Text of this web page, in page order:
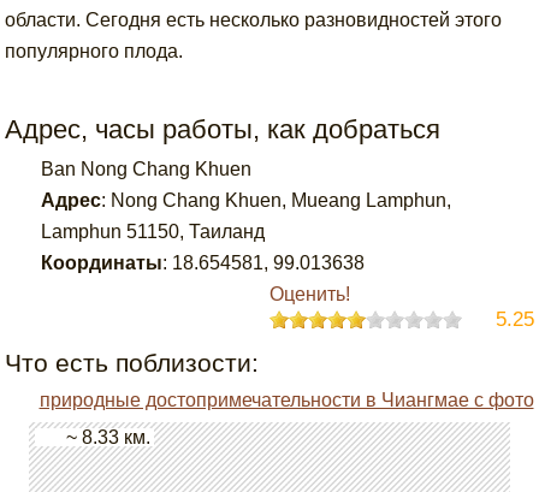
области. Сегодня есть несколько разновидностей этого
популярного плода.
Адрес, часы работы, как добраться
Ban Nong Chang Khuen
Адрес: Nong Chang Khuen, Mueang Lamphun,
Lamphun 51150, Таиланд
Координаты: 18.654581,99.013638
Оценить!
5.25
Что есть поблизости:
природные достопримечательности в Чиангмае с фото
~ 8.33 км.